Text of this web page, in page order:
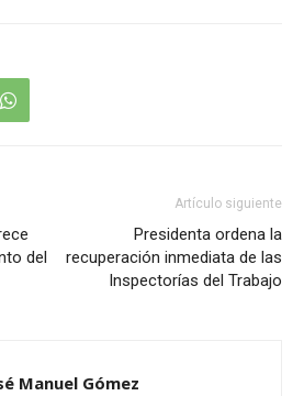
del
Artículo siguiente
Presidenta ordena la
recuperación inmediata de las
Inspectorías del Trabajo
Manuel Gómez